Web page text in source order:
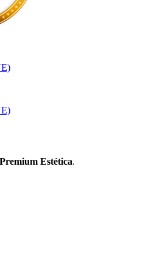
Estética.